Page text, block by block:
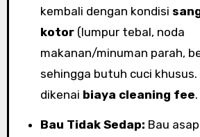
kembali dengan kondisi
kotor (lumpur tebal, noda
makanan/minuman parah,
sehingga butuh cuci khusus.
dikenai biaya cleaning fee.
Bau Tidak Sedap: Bau